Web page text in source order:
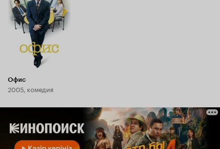
8.7
Офис
2005, комедия